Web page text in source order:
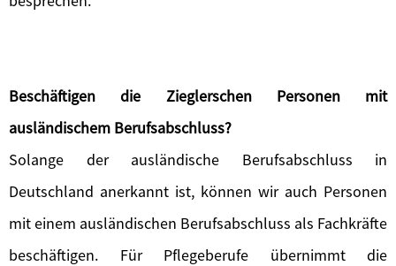
Beschäftigen die Zieglerschen Personen mit
ausländischem Berufsabschluss?
Solange der ausländische Berufsabschluss in
Deutschland anerkannt ist, können wir auch Personen
mit einem ausländischen Berufsabschluss als Fachkräfte
beschäftigen. Für Pflegeberufe übernimmt die